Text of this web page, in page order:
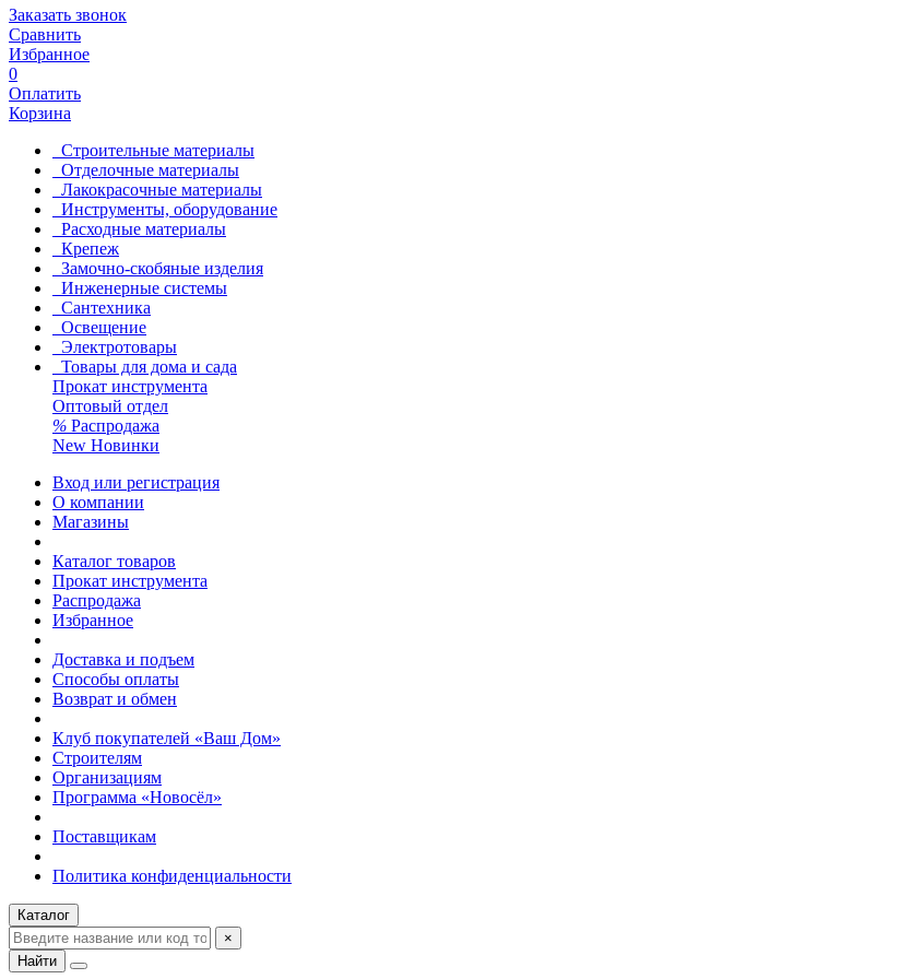
Заказать звонок
Сравнить
Избранное
0
Оплатить
Корзина
Строительные материалы
Отделочные материалы
Лакокрасочные материалы
Инструменты, оборудование
Расходные материалы
Крепеж
Замочно-скобяные изделия
Инженерные системы
Сантехника
Освещение
Электротовары
Товары для дома и сада
Прокат инструмента
Оптовый отдел
% Распродажа
New Новинки
Вход или регистрация
О компании
Магазины
Каталог товаров
Прокат инструмента
Распродажа
Избранное
Доставка и подъем
Способы оплаты
Возврат и обмен
Клуб покупателей «Ваш Дом»
Строителям
Организациям
Программа «Новосёл»
Поставщикам
Политика конфиденциальности
Каталог
×
Найти